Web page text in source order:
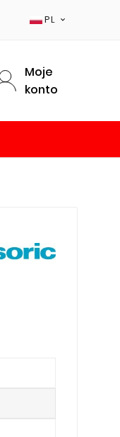
PL 
Moje
konto